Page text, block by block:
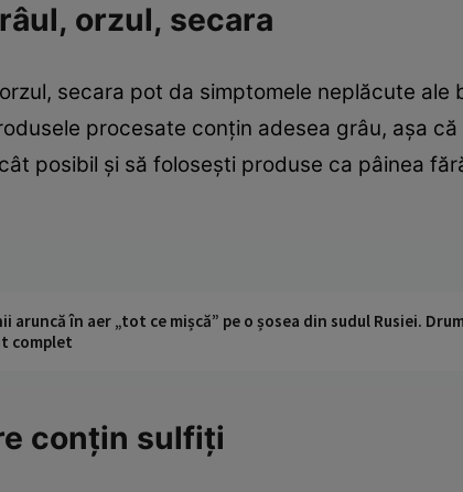
orzul, secara
secara pot da simptomele neplăcute
procesate conțin adesea grâu, așa
posibil şi să foloseşti produse ca pâinea
aruncă în aer „tot ce mișcă” pe o șosea din sudul Rusiei.
complet
conțin sulfiți